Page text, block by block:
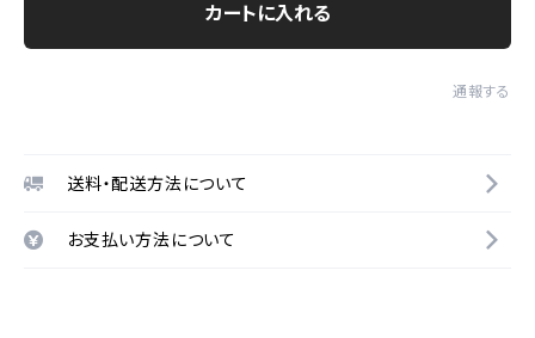
カートに入れる
通報する
送料・配送方法について
お支払い方法について